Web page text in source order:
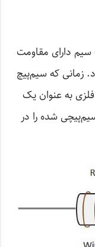
دارای مقاومت
زمانی‌ که سیم‌پیچ
به عنوان یک
شده را در